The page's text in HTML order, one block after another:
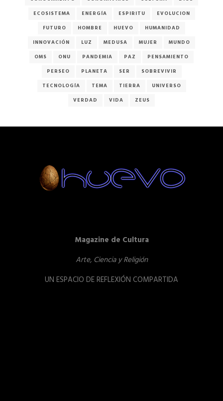
ECOSISTEMA
ENERGÍA ESPIRITU
EVOLUCION
FUTURO
HOMBRE HUEVO
HUMANIDAD
INNOVACIÓN
LUZ MEDUSA MUJER
MUNDO
OMS
ONU PANDEMIA PAZ
PENSAMIENTO
PERSEO
PLANETA SER
SOBREVIVIR
TECNOLOGÍA
TEMA TIERRA
UNIVERSO
VERDAD
VIDA ZEUS
Magazine de Cultura
Arte, Ciencia y Religión
UN ESPACIO DE REFLEXIÓN COMPARTIDA